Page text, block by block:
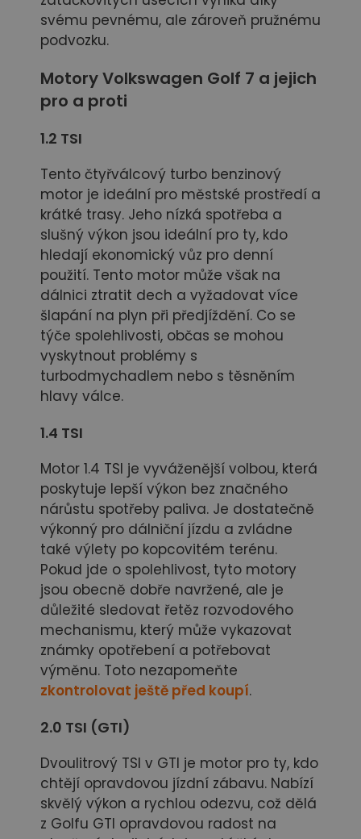
svému pevnému, ale zároveň pružnému
podvozku.
Motory Volkswagen Golf 7 a jejich
pro a proti
1.2 TSI
Tento čtyřválcový turbo benzinový
motor je ideální pro městské prostředí a
krátké trasy. Jeho nízká spotřeba a
slušný výkon jsou ideální pro ty, kdo
hledají ekonomický vůz pro denní
použití. Tento motor může však na
dálnici ztratit dech a vyžadovat více
šlapání na plyn při předjíždění. Co se
týče spolehlivosti, občas se mohou
vyskytnout problémy s
turbodmychadlem nebo s těsněním
hlavy válce.
1.4 TSI
Motor 1.4 TSI je vyváženější volbou, která
poskytuje lepší výkon bez značného
nárůstu spotřeby paliva. Je dostatečně
výkonný pro dálniční jízdu a zvládne
také výlety po kopcovitém terénu.
Pokud jde o spolehlivost, tyto motory
jsou obecně dobře navržené, ale je
důležité sledovat řetěz rozvodového
mechanismu, který může vykazovat
známky opotřebení a potřebovat
výměnu. Toto nezapomeňte
zkontrolovat ještě před koupí.
2.0 TSI (GTI)
Dvoulitrový TSI v GTI je motor pro ty, kdo
chtějí opravdovou jízdní zábavu. Nabízí
skvělý výkon a rychlou odezvu, což dělá
z Golfu GTI opravdovou radost na